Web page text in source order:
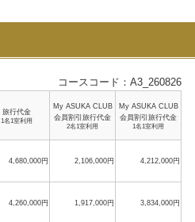
コースコード：A3_260826
旅行代金
1名1室利用
My ASUKA CLUB
会員割引旅行代金
2名1室利用
My ASUKA CLUB
会員割引旅行代金
1名1室利用
4,680,000円 2,106,000円 4,212,000円
4,260,000円 1,917,000円 3,834,000円